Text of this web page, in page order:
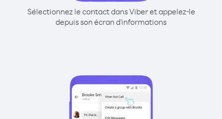
Sélectionnez le contact dans Viber et appelez-le
depuis son écran d'informations